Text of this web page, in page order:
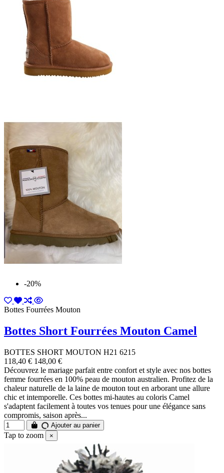
-20%
Bottes Fourrées Mouton
Bottes Short Fourrées Mouton Camel
BOTTES SHORT MOUTON H21 6215
118,40 € 148,00 €
Découvrez le mariage parfait entre confort et style avec nos bottes
femme fourrées en 100% peau de mouton australien. Profitez de la
chaleur naturelle de la laine de mouton tout en arborant une allure
chic et intemporelle. Ces bottes mi-hautes au coloris Camel
s'adaptent facilement à toutes vos tenues pour une élégance sans
compromis, saison après...
Ajouter au panier
Tap to zoom ×